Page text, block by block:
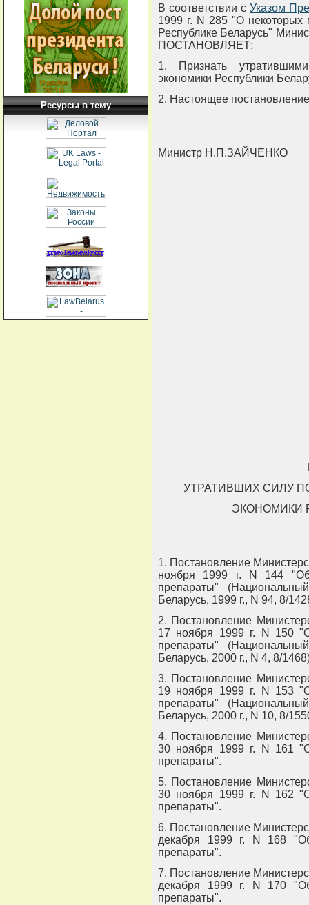
Ресурсы в тему
В соответствии сУказом
1999 г. N 285 "О некоторых
Республике Беларусь"
ПОСТАНОВЛЯЕТ:
1. Признать
экономики Республики
2. Настоящее
Министр Н.П.ЗАЙЧЕНКО
УТРАТИВШИХ СИЛУ
ЭКОНОМИКИ
1. Постановление
ноября 1999 г. N 144
препараты"
Беларусь, 1999 г., N 94, 8/
2. Постановление
17 ноября 1999 г. N 150
препараты"
Беларусь, 2000 г., N 4, 8/
3. Постановление
19 ноября 1999 г. N 153
препараты"
Беларусь, 2000 г., N 10, 8/
4. Постановление
30 ноября 1999 г. N 161
препараты".
5. Постановление
30 ноября 1999 г. N 162
препараты".
6. Постановление
декабря 1999 г. N 168
препараты".
7. Постановление
декабря 1999 г. N 170
препараты".